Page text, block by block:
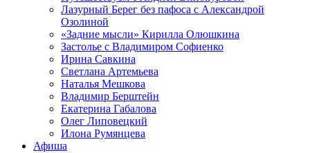
Лазурный Берег без пафоса с Александрой
Озолиной
«Задние мысли» Кирилла Олюшкина
Застолье с Владимиром Софиенко
Ирина Савкина
Светлана Артемьева
Наталья Мешкова
Владимир Берштейн
Екатерина Габалова
Олег Липовецкий
Илона Румянцева
Афиша